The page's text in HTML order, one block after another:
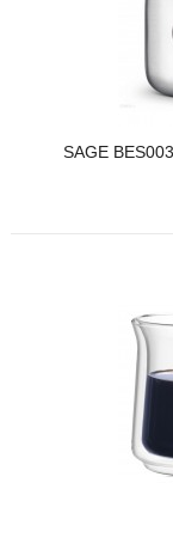
SAGE